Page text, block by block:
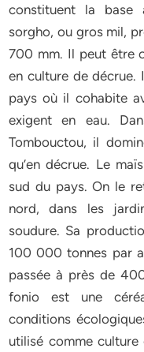
constituent la base
sorgho, ou gros mil,
700 mm. Il peut être
en culture de décrue.
pays où il cohabite
exigent en eau.
Tombouctou, il
qu’en décrue. Le
sud du pays. On le
nord, dans les
soudure. Sa
100 000 tonnes par
passée à près de
fonio est une
conditions
utilisé comme